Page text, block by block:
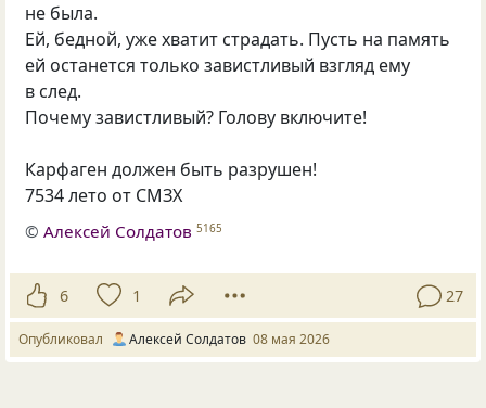
не была.
Ей, бедной, уже хватит страдать. Пусть на память
ей останется только завистливый взгляд ему
в след.
Почему завистливый? Голову включите!
Карфаген должен быть разрушен!
7534 лето от СМЗХ
©Алексей Солдатов 5165
6 1 27
Опубликовал Алексей Солдатов 08 мая 2026